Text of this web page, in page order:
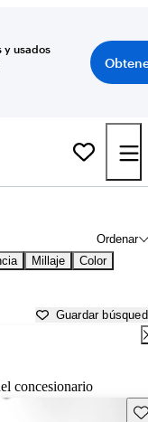
y usados
Ordenar
Millaje Color
Guardar
concesionario